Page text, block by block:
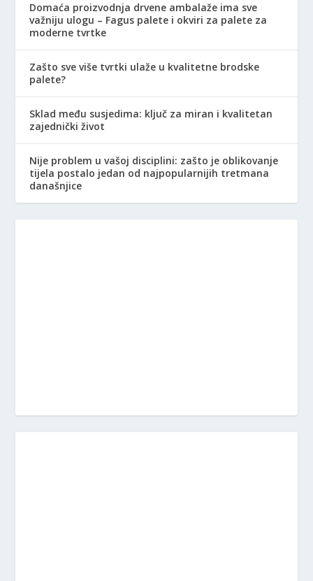
Domaća proizvodnja drvene ambalaže ima sve
važniju ulogu – Fagus palete i okviri za palete za
moderne tvrtke
Zašto sve više tvrtki ulaže u kvalitetne brodske
palete?
Sklad među susjedima: ključ za miran i kvalitetan
zajednički život
Nije problem u vašoj disciplini: zašto je oblikovanje
tijela postalo jedan od najpopularnijih tretmana
današnjice